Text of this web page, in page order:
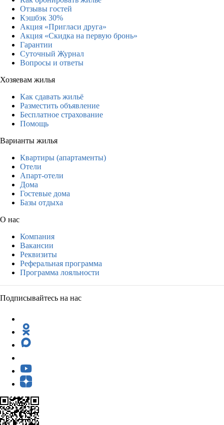
Отзывы гостей
Кэшбэк 30%
Акция «Пригласи друга»
Акция «Скидка на первую бронь»
Гарантии
Суточный Журнал
Вопросы и ответы
Хозяевам жилья
Как сдавать жильё
Разместить объявление
Бесплатное страхование
Помощь
Варианты жилья
Квартиры (апартаменты)
Отели
Апарт-отели
Дома
Гостевые дома
Базы отдыха
О нас
Компания
Вакансии
Реквизиты
Реферальная программа
Программа лояльности
Подписывайтесь на нас